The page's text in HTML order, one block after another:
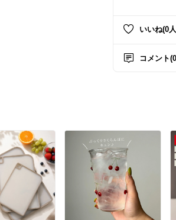
いいね(0
コメント